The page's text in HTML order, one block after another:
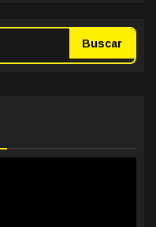
Buscar